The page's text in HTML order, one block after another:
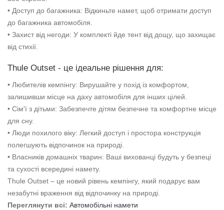
• Доступ до багажника: Відкиньте намет, щоб отримати доступ
до багажника автомобіля.
• Захист від негоди: У комплекті йде тент від дощу, що захищає
від стихії.
Thule Outset - це ідеальне рішення для:
• Любителів кемпінгу: Вирушайте у похід із комфортом,
залишивши місце на даху автомобіля для інших цілей.
• Сім'ї з дітьми: Забезпечте дітям безпечне та комфортне місце
для сну.
• Люди похилого віку: Легкий доступ і простора конструкція
полегшують відпочинок на природі.
• Власників домашніх тварин: Ваші вихованці будуть у безпеці
та сухості всередині намету.
Thule Outset – це новий рівень кемпінгу, який подарує вам
незабутні враження від відпочинку на природі.
Переглянути всі: Автомобільні намети